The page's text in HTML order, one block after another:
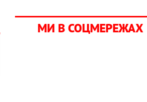
МИ В СОЦМЕРЕЖАХ